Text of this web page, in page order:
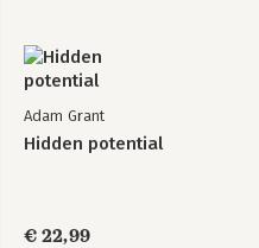
Adam Grant
Hidden potential
€ 22,99